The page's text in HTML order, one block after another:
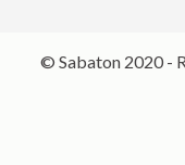
© Sabaton 2020 -